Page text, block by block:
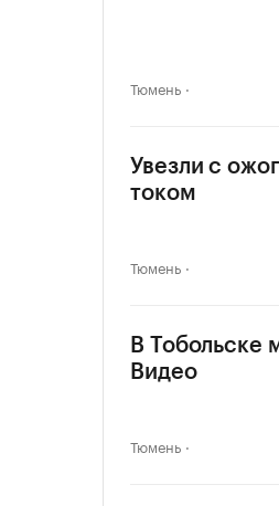
Тюмень
Увезли с
током
Тюмень
В Тобольске
Видео
Тюмень